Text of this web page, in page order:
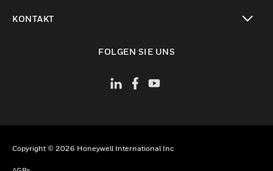
KONTAKT
FOLGEN SIE UNS
Copyright © 2026 Honeywell International Inc